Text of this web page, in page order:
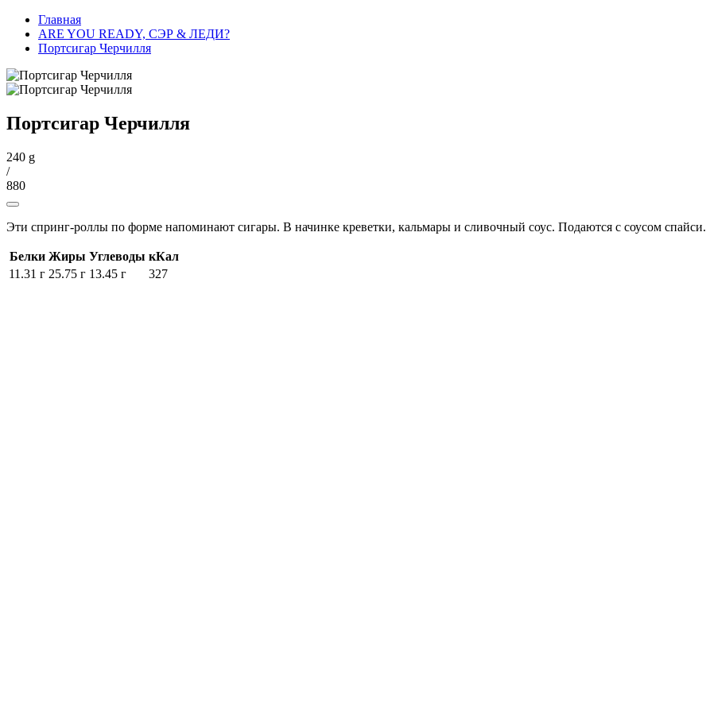
Главная
ARE YOU READY, СЭР & ЛЕДИ?
Портсигар Черчилля
Портсигар Черчилля
240 g
/
880
Эти спринг-роллы по форме напоминают сигары. В начинке креветки, кальмары и сливочный соус. Подаются с соусом спайси.
Белки Жиры Углеводы кКал
11.31 г 25.75 г 13.45 г 327